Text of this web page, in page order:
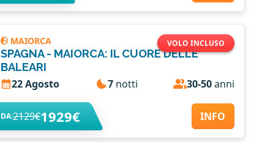
VOLO INCLUSO
MAIORCA
SPAGNA - MAIORCA: IL CUORE DELLE
BALEARI
22 Agosto 7notti 30-50anni
DA:2129€1929€ INFO